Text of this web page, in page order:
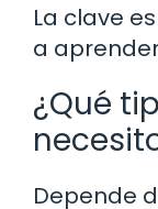
La clave
a
¿Qué
Depende